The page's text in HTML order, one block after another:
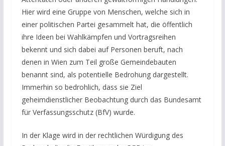
Hier wird eine Gruppe von Menschen, welche sich in
einer politischen Partei gesammelt hat, die öffentlich
ihre Ideen bei Wahlkämpfen und Vortragsreihen
bekennt und sich dabei auf Personen beruft, nach
denen in Wien zum Teil große Gemeindebauten
benannt sind, als potentielle Bedrohung dargestellt.
Immerhin so bedrohlich, dass sie Ziel
geheimdienstlicher Beobachtung durch das Bundesamt
für Verfassungsschutz (BfV) wurde.
In der Klage wird in der rechtlichen Würdigung des